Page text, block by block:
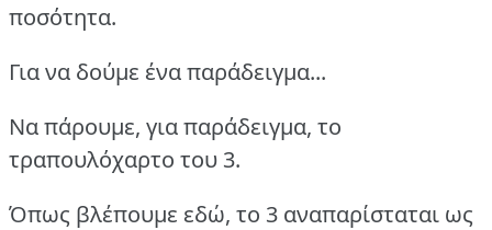
ποσότητα.
Για να δούμε ένα παράδειγμα...
Να πάρουμε, για παράδειγμα, το
τραπουλόχαρτο του 3.
Όπως βλέπουμε εδώ, το 3 αναπαρίσταται ως